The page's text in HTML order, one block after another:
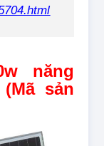
năng
sản